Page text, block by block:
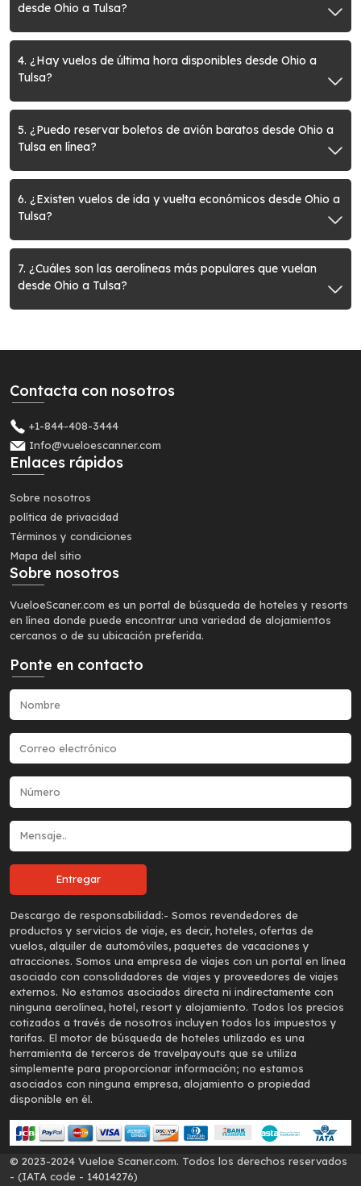
desde Ohio a Tulsa?
4. ¿Hay vuelos de última hora disponibles desde Ohio a
Tulsa?
5. ¿Puedo reservar boletos de avión baratos desde Ohio a
Tulsa en línea?
6. ¿Existen vuelos de ida y vuelta económicos desde Ohio a
Tulsa?
7. ¿Cuáles son las aerolíneas más populares que vuelan
desde Ohio a Tulsa?
Contacta con nosotros
+1-844-408-3444
Info@vueloescanner.com
Enlaces rápidos
Sobre nosotros
política de privacidad
Términos y condiciones
Mapa del sitio
Sobre nosotros
VueloeScaner.com es un portal de búsqueda de hoteles y resorts
en línea donde puede encontrar una variedad de alojamientos
cercanos o de su ubicación preferida.
Ponte en contacto
Descargo de responsabilidad:- Somos revendedores de
productos y servicios de viaje, es decir, hoteles, ofertas de
vuelos, alquiler de automóviles, paquetes de vacaciones y
atracciones. Somos una empresa de viajes con un portal en línea
asociado con consolidadores de viajes y proveedores de viajes
externos. No estamos asociados directa ni indirectamente con
ninguna aerolínea, hotel, resort y alojamiento. Todos los precios
cotizados a través de nosotros incluyen todos los impuestos y
tarifas. El motor de búsqueda de hoteles utilizado es una
herramienta de terceros de travelpayouts que se utiliza
simplemente para proporcionar información; no estamos
asociados con ninguna empresa, alojamiento o propiedad
disponible en él.
© 2023-2024 Vueloe Scaner.com. Todos los derechos reservados
- (IATA code - 14014276)